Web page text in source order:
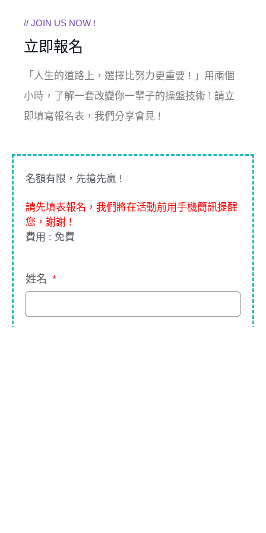
// JOIN US NOW !
立即報名
「人生的道路上，選擇比努力更重要 ! 」用兩個
小時，了解一套改變你一輩子的操盤技術 ! 請立
即填寫報名表，我們分享會見 !
名額有限，先搶先贏 !
請先填表報名，我們將在活動前用手機簡訊提醒
您，謝謝 !
費用 : 免費
姓名